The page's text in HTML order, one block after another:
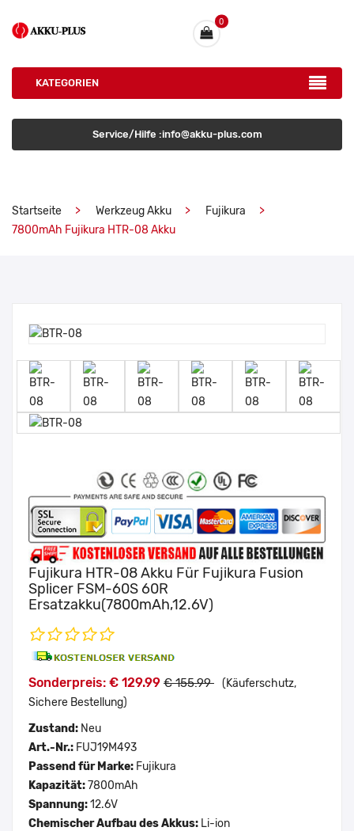
0
KATEGORIEN
Service/Hilfe :info@akku-plus.com
Startseite Werkzeug Akku
Fujikura
7800mAh Fujikura HTR-08 Akku
Fujikura HTR-08 Akku Für Fujikura Fusion
Splicer FSM-60S 60R
Ersatzakku(7800mAh,12.6V)
Sonderpreis: € 129.99 € 155.99 (Käuferschutz,
Sichere Bestellung)
Zustand: Neu
Art.-Nr.: FUJ19M493
Passend für Marke: Fujikura
Kapazität:7800mAh
Spannung:12.6V
Chemischer Aufbau des Akkus: Li-ion